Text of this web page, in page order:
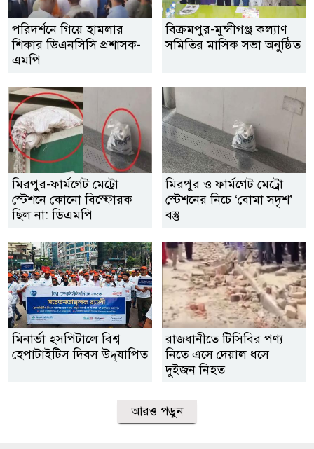
পরিদর্শনে গিয়ে হামলার
শিকার ডিএনসিসি প্রশাসক-
এমপি
বিক্রমপুর-মুন্সীগঞ্জ কল্যাণ
সমিতির মাসিক সভা অনুষ্ঠিত
মিরপুর-ফার্মগেট মেট্রো
স্টেশনে কোনো বিস্ফোরক
ছিল না: ডিএমপি
মিরপুর ও ফার্মগেট মেট্রো
স্টেশনের নিচে ‘বোমা সদৃশ’
বস্তু
মিনার্ভা হসপিটালে বিশ্ব
হেপাটাইটিস দিবস উদ্‌যাপিত
রাজধানীতে টিসিবির পণ্য
নিতে এসে দেয়াল ধসে
দুইজন নিহত
আরও পড়ুন